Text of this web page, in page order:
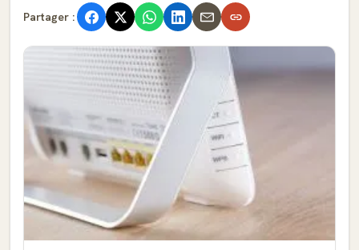
Partager :